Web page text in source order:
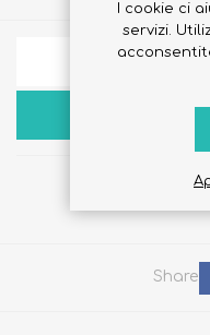
AGGIUNGI
Share
I cookie ci
servizi.